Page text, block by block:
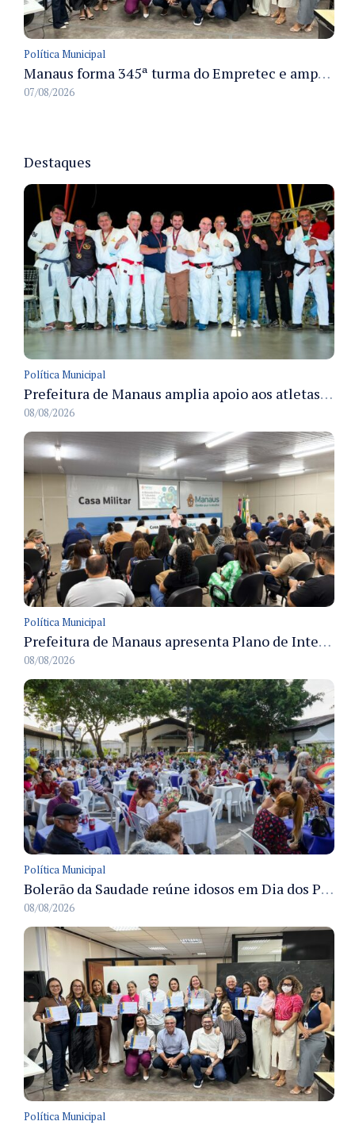
Política Municipal
Manaus forma 345ª turma do Empretec e amplia qualificação de empreendedores na cidade
07/08/2026
Destaques
Política Municipal
Prefeitura de Manaus amplia apoio aos atletas de 100 para 150 beneficiados a partir do próximo ano
08/08/2026
Política Municipal
Prefeitura de Manaus apresenta Plano de Integridade da CGM e qualifica servidores para governança e conformidade no biênio 2027-2028
08/08/2026
Política Municipal
Bolerão da Saudade reúne idosos em Dia dos Pais promovido pela Fundação Dr. Thomas em Manaus
08/08/2026
Política Municipal